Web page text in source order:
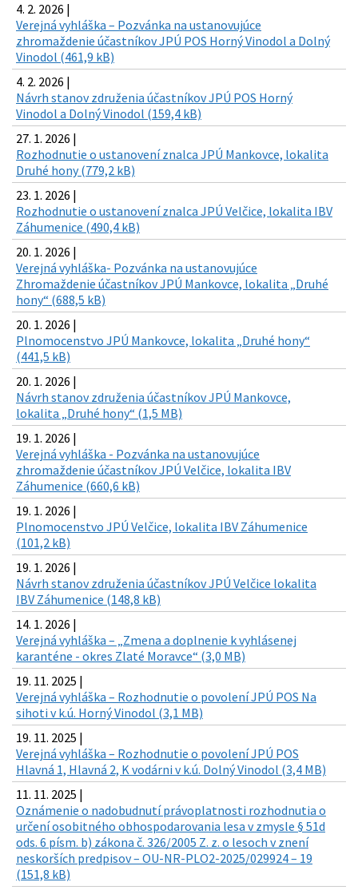
4. 2. 2026 |
Verejná vyhláška – Pozvánka na ustanovujúce
zhromaždenie účastníkov JPÚ POS Horný Vinodol a Dolný
Vinodol (461,9 kB)
4. 2. 2026 |
Návrh stanov združenia účastníkov JPÚ POS Horný
Vinodol a Dolný Vinodol (159,4 kB)
27. 1. 2026 |
Rozhodnutie o ustanovení znalca JPÚ Mankovce, lokalita
Druhé hony (779,2 kB)
23. 1. 2026 |
Rozhodnutie o ustanovení znalca JPÚ Velčice, lokalita IBV
Záhumenice (490,4 kB)
20. 1. 2026 |
Verejná vyhláška- Pozvánka na ustanovujúce
Zhromaždenie účastníkov JPÚ Mankovce, lokalita „Druhé
hony“ (688,5 kB)
20. 1. 2026 |
Plnomocenstvo JPÚ Mankovce, lokalita „Druhé hony“
(441,5 kB)
20. 1. 2026 |
Návrh stanov združenia účastníkov JPÚ Mankovce,
lokalita „Druhé hony“ (1,5 MB)
19. 1. 2026 |
Verejná vyhláška - Pozvánka na ustanovujúce
zhromaždenie účastníkov JPÚ Velčice, lokalita IBV
Záhumenice (660,6 kB)
19. 1. 2026 |
Plnomocenstvo JPÚ Velčice, lokalita IBV Záhumenice
(101,2 kB)
19. 1. 2026 |
Návrh stanov združenia účastníkov JPÚ Velčice lokalita
IBV Záhumenice (148,8 kB)
14. 1. 2026 |
Verejná vyhláška – „Zmena a doplnenie k vyhlásenej
karanténe - okres Zlaté Moravce“ (3,0 MB)
19. 11. 2025 |
Verejná vyhláška – Rozhodnutie o povolení JPÚ POS Na
sihoti v k.ú. Horný Vinodol (3,1 MB)
19. 11. 2025 |
Verejná vyhláška – Rozhodnutie o povolení JPÚ POS
Hlavná 1, Hlavná 2, K vodárni v k.ú. Dolný Vinodol (3,4 MB)
11. 11. 2025 |
Oznámenie o nadobudnutí právoplatnosti rozhodnutia o
určení osobitného obhospodarovania lesa v zmysle § 51d
ods. 6 písm. b) zákona č. 326/2005 Z. z. o lesoch v znení
neskorších predpisov – OU-NR-PLO2-2025/029924 – 19
(151,8 kB)